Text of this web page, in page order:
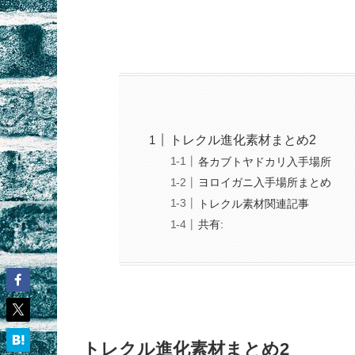
トレクル進化素材まとめ2
各カブトヤドカリ入手場所
ヨロイガニ入手場所まとめ
トレクル素材関連記事
共有:
トレクル進化素材まとめ2